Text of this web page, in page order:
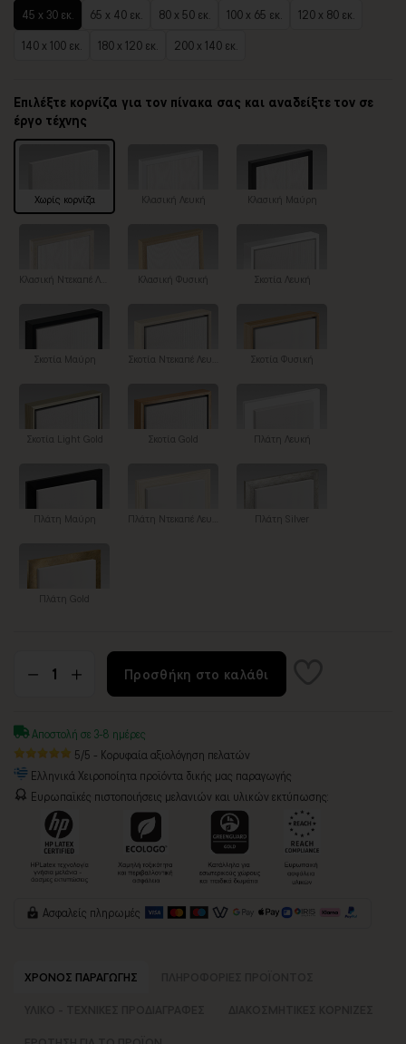
45 x 30 εκ. 65 x 40 εκ. 80 x 50 εκ. 100 x 65 εκ.
120 x 80 εκ.
140 x 100 εκ.
180 x 120 εκ. 200 x 140 εκ.
Επιλέξτε κορνίζα για τον πίνακα σας και αναδείξτε τον σε
έργο τέχνης
Χωρίς κορνίζα Κλασική Λευκή Κλασική Μαύρη
Κλασική Φυσική Σκοτία Λευκή
Σκοτία Μαύρη Σκοτία Φυσική
Σκοτία Light Gold Σκοτία Gold Πλάτη Λευκή
Πλάτη Μαύρη Πλάτη Silver
Πλάτη Gold
Προσθήκη στο καλάθι
Αποστολή σε 3-8 ημέρες
5/5 - Κορυφαία αξιολόγηση πελατών
Ελληνικά Χειροποίητα προϊόντα δικής μας παραγωγής
Ευρωπαϊκές πιστοποιήσεις μελανιών και υλικών εκτύπωσης:
Ασφαλείς πληρωμές
ΧΡΟΝΟΣ ΠΑΡΑΓΩΓΗΣ